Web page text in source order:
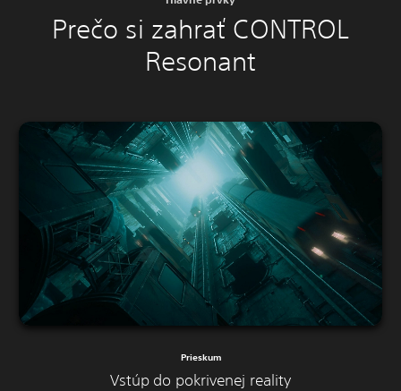
Prečo si zahrať CONTROL
Resonant
Prieskum
Vstúp do pokrivenej reality